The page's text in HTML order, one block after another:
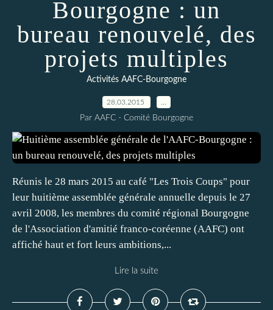
Bourgogne : un
bureau renouvelé, des
projets multiples
Activités AAFC-Bourgogne
28.03.2015
Par AAFC - Comité Bourgogne
Réunis le 28 mars 2015 au café "Les Trois Coups" pour
leur huitième assemblée générale annuelle depuis le 27
avril 2008, les membres du comité régional Bourgogne
de l'Association d'amitié franco-coréenne (AAFC) ont
affiché haut et fort leurs ambitions,...
Lire la suite